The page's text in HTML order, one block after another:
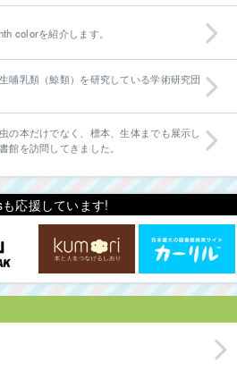
colorを紹介します。
哺乳類（鯨類）を研究している学術研究団
の本だけでなく、標本、生体までも展示し
館を訪問してきました。
応援しています!